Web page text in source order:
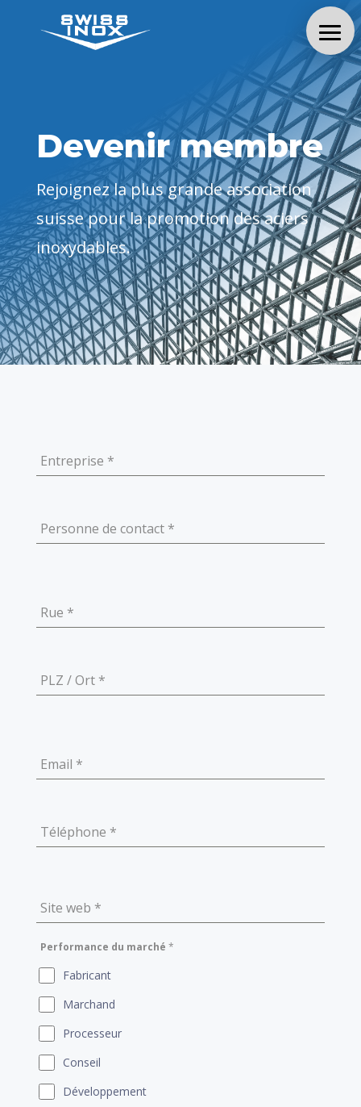
Devenir membre
Rejoignez la plus grande association
suisse pour la promotion des aciers
inoxydables.
Entreprise *
Personne de contact *
Rue *
PLZ / Ort *
Email *
Téléphone *
Site web *
Performance du marché *
Fabricant
Marchand
Processeur
Conseil
Développement